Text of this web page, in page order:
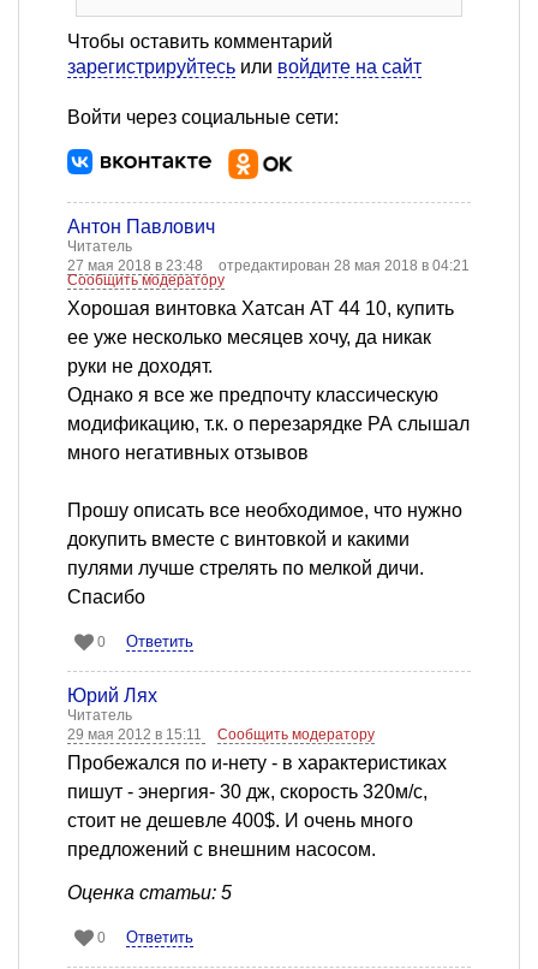
Чтобы оставить комментарий
зарегистрируйтесь или войдите на сайт
Войти через социальные сети:
Антон Павлович
Читатель
27 мая 2018 в 23:48
отредактирован 28 мая 2018 в 04:21
Сообщить модератору
Хорошая винтовка Хатсан АТ 44 10, купить
ее уже несколько месяцев хочу, да никак
руки не доходят.
Однако я все же предпочту классическую
модификацию, т.к. о перезарядке РА слышал
много негативных отзывов
Прошу описать все необходимое, что нужно
докупить вместе с винтовкой и какими
пулями лучше стрелять по мелкой дичи.
Спасибо
0 Ответить
Юрий Лях
Читатель
29 мая 2012 в 15:11
Сообщить модератору
Пробежался по и-нету - в характеристиках
пишут - энергия- 30 дж, скорость 320м/с,
стоит не дешевле 400$. И очень много
предложений с внешним насосом.
Оценка статьи: 5
0 Ответить